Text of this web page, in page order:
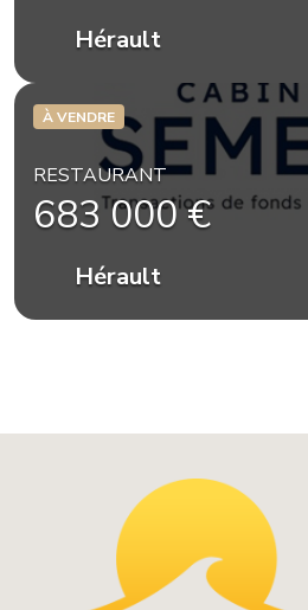
Hérault
À VENDRE
RESTAURANT
683 000 €
Hérault